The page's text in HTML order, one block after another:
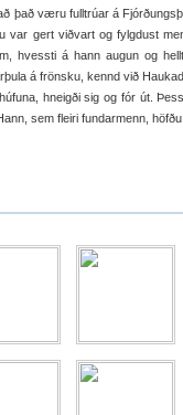
það væru fulltrúar á
var gert viðvart og fylgdust
hvessti á hann augun og
á frönsku, kennd við
hneigði sig og fór út.
sem fleiri fundarmenn,